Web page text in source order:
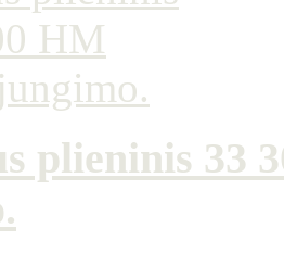
plieninis 33